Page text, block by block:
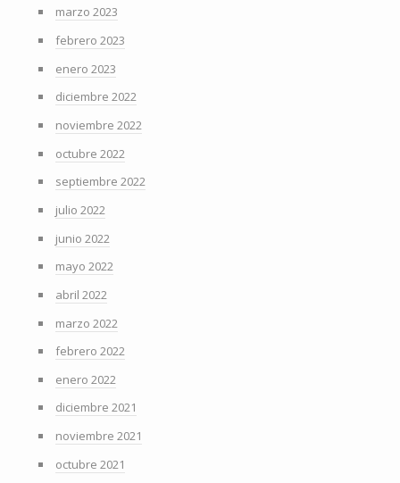
marzo 2023
febrero 2023
enero 2023
diciembre 2022
noviembre 2022
octubre 2022
septiembre 2022
julio 2022
junio 2022
mayo 2022
abril 2022
marzo 2022
febrero 2022
enero 2022
diciembre 2021
noviembre 2021
octubre 2021